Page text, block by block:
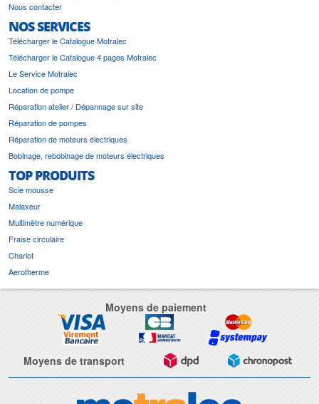
Nous contacter
NOS SERVICES
Télécharger le Catalogue Motralec
Télécharger le Catalogue 4 pages Motralec
Le Service Motralec
Location de pompe
Réparation atelier / Dépannage sur site
Réparation de pompes
Réparation de moteurs électriques
Bobinage, rebobinage de moteurs électriques
TOP PRODUITS
Scie mousse
Malaxeur
Multimètre numérique
Fraise circulaire
Chariot
Aerotherme
Moyens de paiement
Moyens de transport